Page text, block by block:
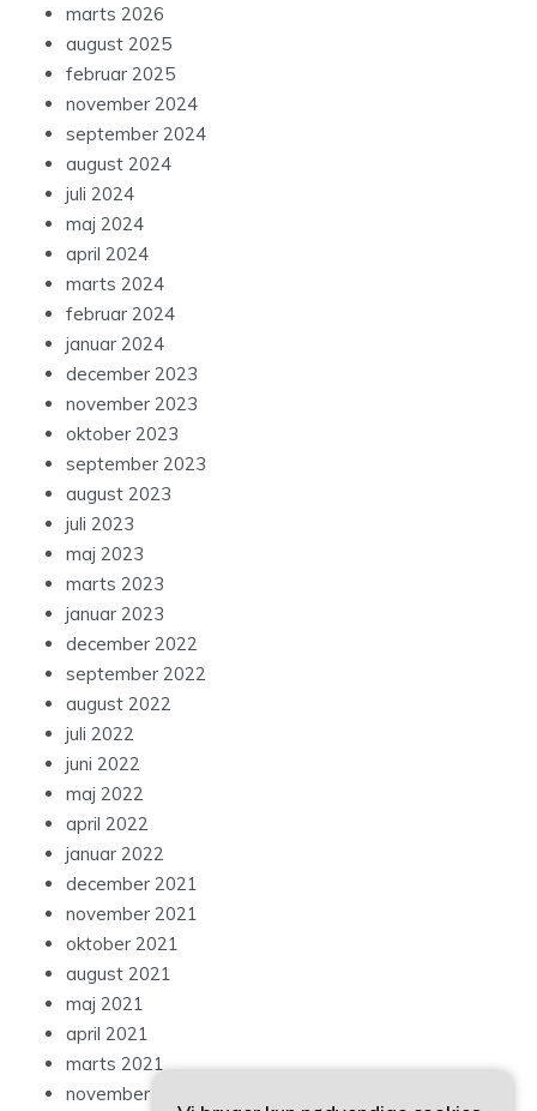
marts 2026
august 2025
februar 2025
november 2024
september 2024
august 2024
juli 2024
maj 2024
april 2024
marts 2024
februar 2024
januar 2024
december 2023
november 2023
oktober 2023
september 2023
august 2023
juli 2023
maj 2023
marts 2023
januar 2023
december 2022
september 2022
august 2022
juli 2022
juni 2022
maj 2022
april 2022
januar 2022
december 2021
november 2021
oktober 2021
august 2021
maj 2021
april 2021
marts 2021
november 2020